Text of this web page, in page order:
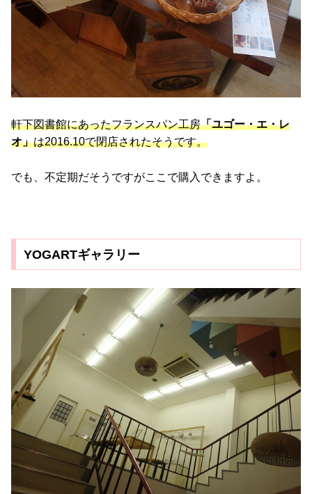
軒下図書館にあったフランスパン工房「ユゴー・エ・レ
オ」は2016.10で閉店されたそうです。
でも、不定期だそうですがここで購入できますよ。
YOGARTギャラリー